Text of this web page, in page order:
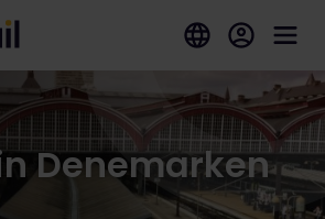
Denemarken